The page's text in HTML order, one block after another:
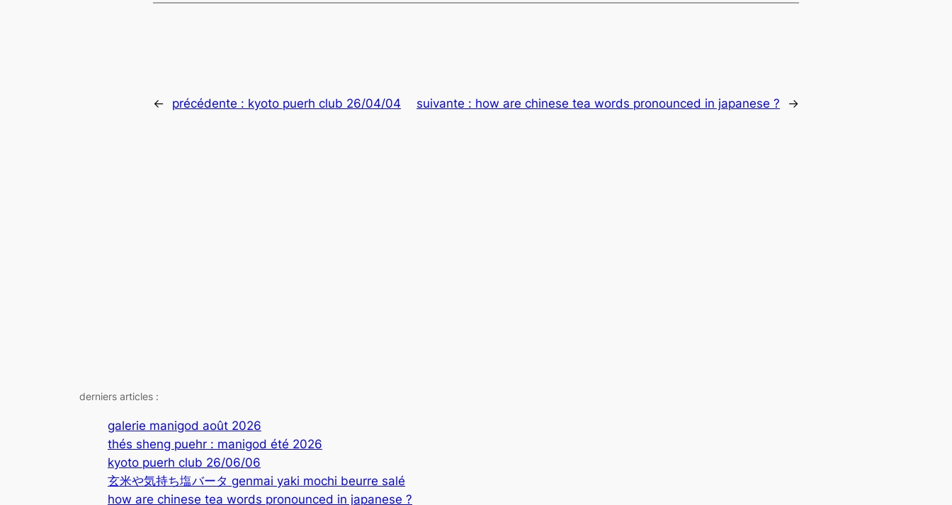
← précédente : kyoto puerh club 26/04/04 suivante : how are chinese tea words pronounced in japanese ? →
derniers articles :
galerie manigod août 2026
thés sheng puehr : manigod été 2026
kyoto puerh club 26/06/06
玄米や気持ち塩バータ genmai yaki mochi beurre salé
how are chinese tea words pronounced in japanese ?